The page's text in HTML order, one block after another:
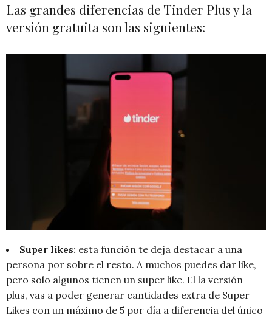
Las grandes diferencias de Tinder Plus y la
versión gratuita son las siguientes:
Super likes: esta función te deja destacar a una
persona por sobre el resto. A muchos puedes dar like,
pero solo algunos tienen un super like. El la versión
plus, vas a poder generar cantidades extra de Super
Likes con un máximo de 5 por día a diferencia del único